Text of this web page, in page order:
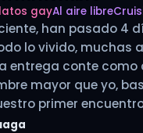
gayAl aire libre
han pasado 4
lo vivido, muchas
entrega conte como
mayor que yo,
primer
en un coche